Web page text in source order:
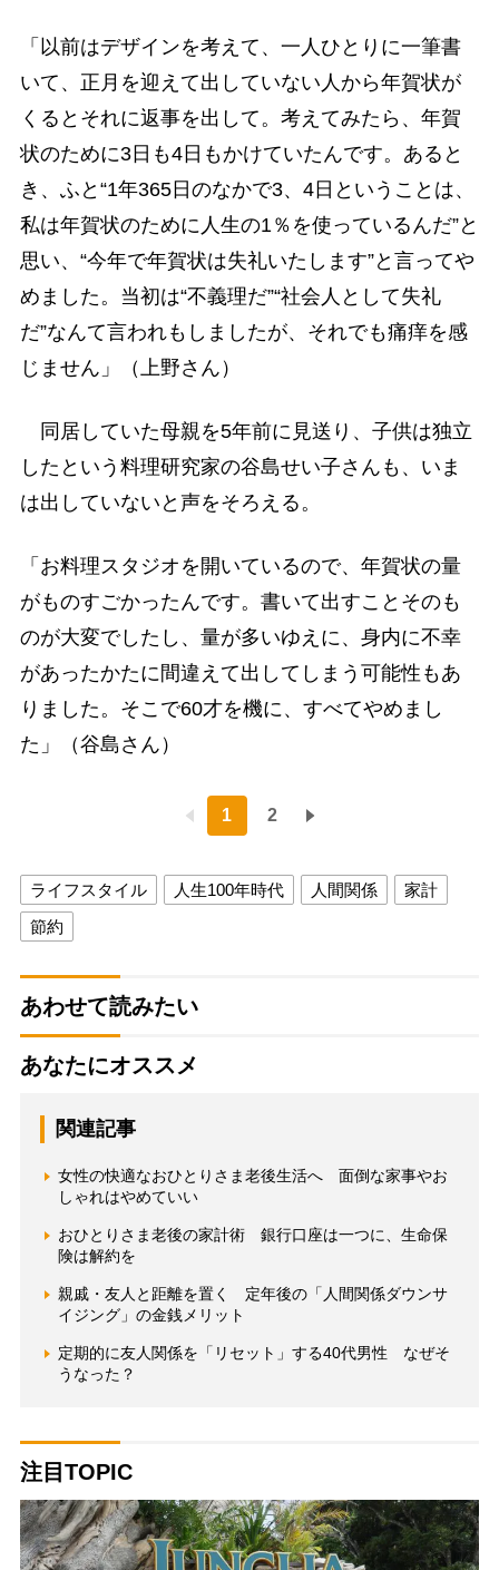
「以前はデザインを考えて、一人ひとりに一筆書
いて、正月を迎えて出していない人から年賀状が
くるとそれに返事を出して。考えてみたら、年賀
状のために3日も4日もかけていたんです。あると
き、ふと“1年365日のなかで3、4日ということは、
私は年賀状のために人生の1％を使っているんだ”と
思い、“今年で年賀状は失礼いたします”と言ってや
めました。当初は“不義理だ”“社会人として失礼
だ”なんて言われもしましたが、それでも痛痒を感
じません」（上野さん）
同居していた母親を5年前に見送り、子供は独立
したという料理研究家の谷島せい子さんも、いま
は出していないと声をそろえる。
「お料理スタジオを開いているので、年賀状の量
がものすごかったんです。書いて出すことそのも
のが大変でしたし、量が多いゆえに、身内に不幸
があったかたに間違えて出してしまう可能性もあ
りました。そこで60才を機に、すべてやめまし
た」（谷島さん）
1 2
ライフスタイル 人生100年時代 人間関係
家計
節約
あわせて読みたい
あなたにオススメ
関連記事
女性の快適なおひとりさま老後生活へ 面倒な家事やお
しゃれはやめていい
おひとりさま老後の家計術 銀行口座は一つに、生命保
険は解約を
親戚・友人と距離を置く 定年後の「人間関係ダウンサ
イジング」の金銭メリット
定期的に友人関係を「リセット」する40代男性 なぜそ
うなった？
注目TOPIC